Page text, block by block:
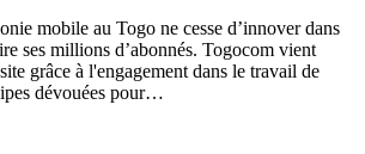
mobile au Togo ne cesse d’innover dans
ses millions d’abonnés. Togocom vient
grâce à l'engagement dans le travail de
dévouées pour…